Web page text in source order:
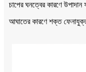
চাপের ঘনত্বের কারণে
আঘাতের কারণে শক্ত